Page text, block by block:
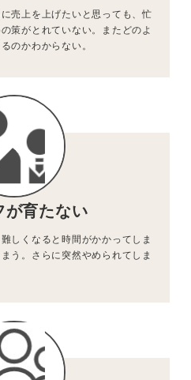
売上を上げたいと思っても、忙
策がとれていない。またどのよ
のかわからない。
が育たない
しくなると時間がかかってしま
う。さらに突然やめられてしま